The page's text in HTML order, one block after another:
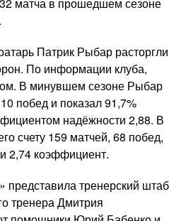
Патрик Рыбар расторгли
По информации клуба,
В минувшем сезоне Рыбар
побед и показал 91,7%
надёжности 2,88. В
счету 159 матчей, 68 побед,
2,74 коэффициент.
представила тренерский штаб
тренера Дмитрия